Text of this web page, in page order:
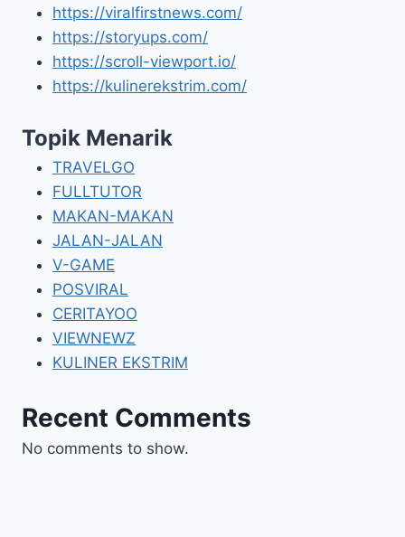
https://viralfirstnews.com/
https://storyups.com/
https://scroll-viewport.io/
https://kulinerekstrim.com/
Topik Menarik
TRAVELGO
FULLTUTOR
MAKAN-MAKAN
JALAN-JALAN
V-GAME
POSVIRAL
CERITAYOO
VIEWNEWZ
KULINER EKSTRIM
Recent Comments
No comments to show.